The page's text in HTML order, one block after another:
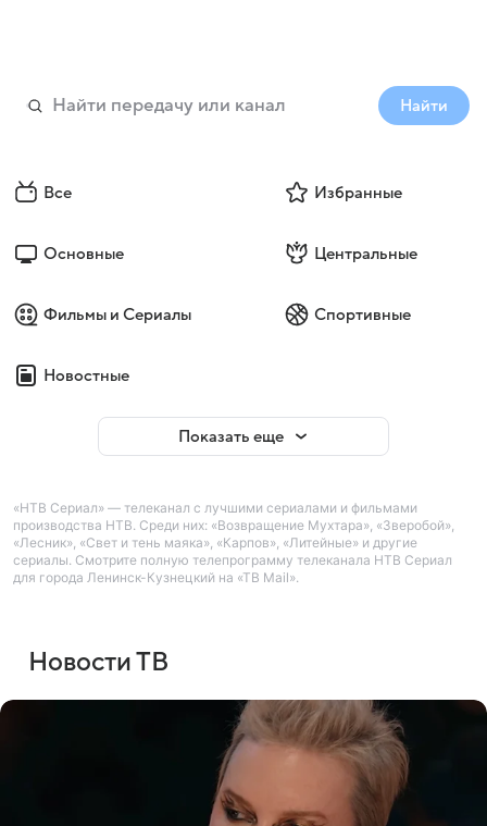
Найти
Все Избранные
Основные Центральные
Фильмы и Сериалы Спортивные
Новостные
Показать еще
«НТВ Сериал» — телеканал с лучшими сериалами и фильмами
производства НТВ. Среди них: «Возвращение Мухтара», «Зверобой»,
«Лесник», «Свет и тень маяка», «Карпов», «Литейные» и другие
сериалы. Смотрите полную телепрограмму телеканала НТВ Сериал
для города Ленинск-Кузнецкий на «ТВ Mail».
Новости ТВ